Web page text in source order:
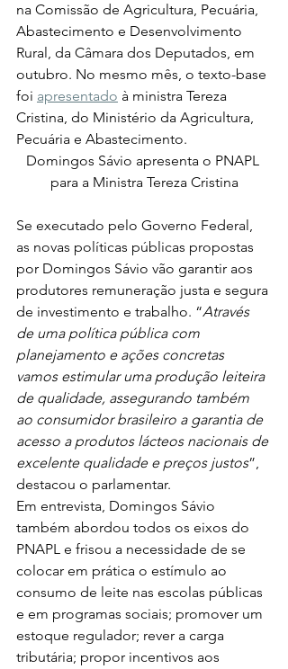
na Comissão de Agricultura, Pecuária,
Abastecimento e Desenvolvimento
Rural, da Câmara dos Deputados, em
outubro. No mesmo mês, o texto-base
foi apresentado à ministra Tereza
Cristina, do Ministério da Agricultura,
Pecuária e Abastecimento.
Domingos Sávio apresenta o PNAPL
para a Ministra Tereza Cristina
Se executado pelo Governo Federal,
as novas políticas públicas propostas
por Domingos Sávio vão garantir aos
produtores remuneração justa e segura
de investimento e trabalho. “Através
de uma política pública com
planejamento e ações concretas
vamos estimular uma produção leiteira
de qualidade, assegurando também
ao consumidor brasileiro a garantia de
acesso a produtos lácteos nacionais de
excelente qualidade e preços justos”,
destacou o parlamentar.
Em entrevista, Domingos Sávio
também abordou todos os eixos do
PNAPL e frisou a necessidade de se
colocar em prática o estímulo ao
consumo de leite nas escolas públicas
e em programas sociais; promover um
estoque regulador; rever a carga
tributária; propor incentivos aos